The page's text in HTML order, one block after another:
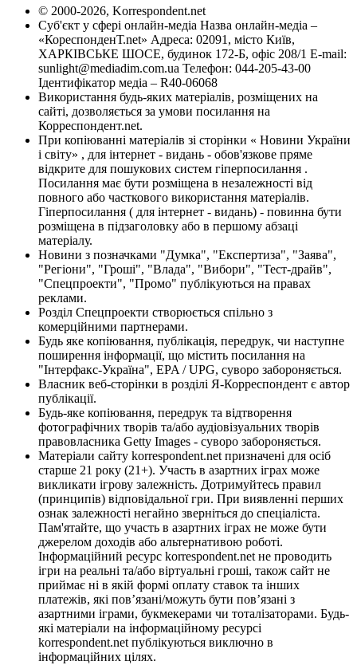
© 2000-2026, Korrespondent.net
Суб'єкт у сфері онлайн-медіа Назва онлайн-медіа –
«КореспонденТ.net» Адреса: 02091, місто Київ,
ХАРКІВСЬКЕ ШОСЕ, будинок 172-Б, офіс 208/1 E-mail:
sunlight@mediadim.com.ua Телефон: 044-205-43-00
Ідентифікатор медіа – R40-06068
Використання будь-яких матеріалів, розміщених на
сайті, дозволяється за умови посилання на
Корреспондент.net.
При копіюванні матеріалів зі сторінки « Новини України
і світу» , для інтернет - видань - обов'язкове пряме
відкрите для пошукових систем гіперпосилання .
Посилання має бути розміщена в незалежності від
повного або часткового використання матеріалів.
Гіперпосилання ( для інтернет - видань) - повинна бути
розміщена в підзаголовку або в першому абзаці
матеріалу.
Новини з позначками "Думка", "Експертиза", "Заява",
"Регіони", "Гроші", "Влада", "Вибори", "Тест-драйв",
"Спецпроекти", "Промо" публікуються на правах
реклами.
Розділ Спецпроекти створюється спільно з
комерційними партнерами.
Будь яке копіювання, публікація, передрук, чи наступне
поширення інформації, що містить посилання на
"Інтерфакс-Україна", EPA / UPG, суворо забороняється.
Власник веб-сторінки в розділі Я-Корреспондент є автор
публікації.
Будь-яке копіювання, передрук та відтворення
фотографічних творів та/або аудіовізуальних творів
правовласника Getty Images - суворо забороняється.
Матеріали сайту korrespondent.net призначені для осіб
старше 21 року (21+). Участь в азартних іграх може
викликати ігрову залежність. Дотримуйтесь правил
(принципів) відповідальної гри. При виявленні перших
ознак залежності негайно зверніться до спеціаліста.
Пам'ятайте, що участь в азартних іграх не може бути
джерелом доходів або альтернативою роботі.
Інформаційний ресурс korrespondent.net не проводить
ігри на реальні та/або віртуальні гроші, також сайт не
приймає ні в якій формі оплату ставок та інших
платежів, які пов’язані/можуть бути пов’язані з
азартними іграми, букмекерами чи тоталізаторами. Будь-
які матеріали на інформаційному ресурсі
korrespondent.net публікуються виключно в
інформаційних цілях.